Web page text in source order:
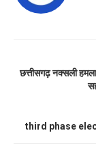
छत्तीसगढ़ नक्सली
third phase